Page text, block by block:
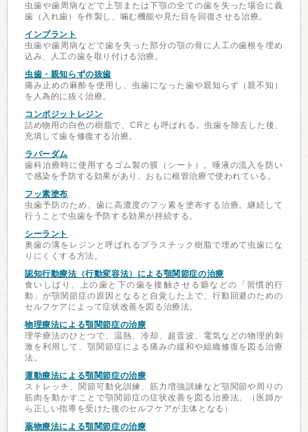
虫歯や歯周病などで上顎または下顎の全ての歯を失った場合に義
歯（入れ歯）を作製し、噛む機能や見た目を回復させる治療。
インプラント
虫歯や歯周病などで歯を失った部分の顎の骨に人工の歯根を埋め
込み、人工の歯を取り付ける治療。
虫歯・親知らずの抜歯
痛み止めの麻酔を使用し、虫歯になった歯や親知らず（親不知）
を人為的に抜く治療。
コンポジットレジン
詰め物用の白色の樹脂で、CRとも呼ばれる。虫歯を除去した後、
充填して歯を修復する治療。
ラバーダム
歯科治療時に使用するゴム製の膜（シート）。唾液の流入を防い
で感染を予防する効果があり、おもに根管治療で使われている。
フッ素塗布
虫歯予防のため、歯に高濃度のフッ素を塗布する治療。継続して
行うことで虫歯を予防する効果が持続する。
シーラント
奥歯の溝をレジンと呼ばれるプラスチック樹脂で埋めて虫歯にな
りにくくする方法。
認知行動療法（行動変容法）による顎関節症の治療
食いしばり、上の歯と下の歯を接触させる癖などの「習慣的行
動」が顎関節症の原因となると自覚した上で、行動回避のための
セルフケアによって症状改善を図る治療法。
物理療法による顎関節症の治療
理学療法のひとつで、温熱、冷却、超音波、電気などの物理的刺
激を利用して、顎関節症による痛みの緩和や組織修復を図る治療
法。
運動療法による顎関節症の治療
ストレッチ、関節可動化訓練、筋力増強訓練など顎関節や周りの
筋肉を動かすことで顎関節症の症状改善を図る治療法。（医師か
ら正しい指導を受けた後のセルフケアが主体となる）
薬物療法による顎関節症の治療